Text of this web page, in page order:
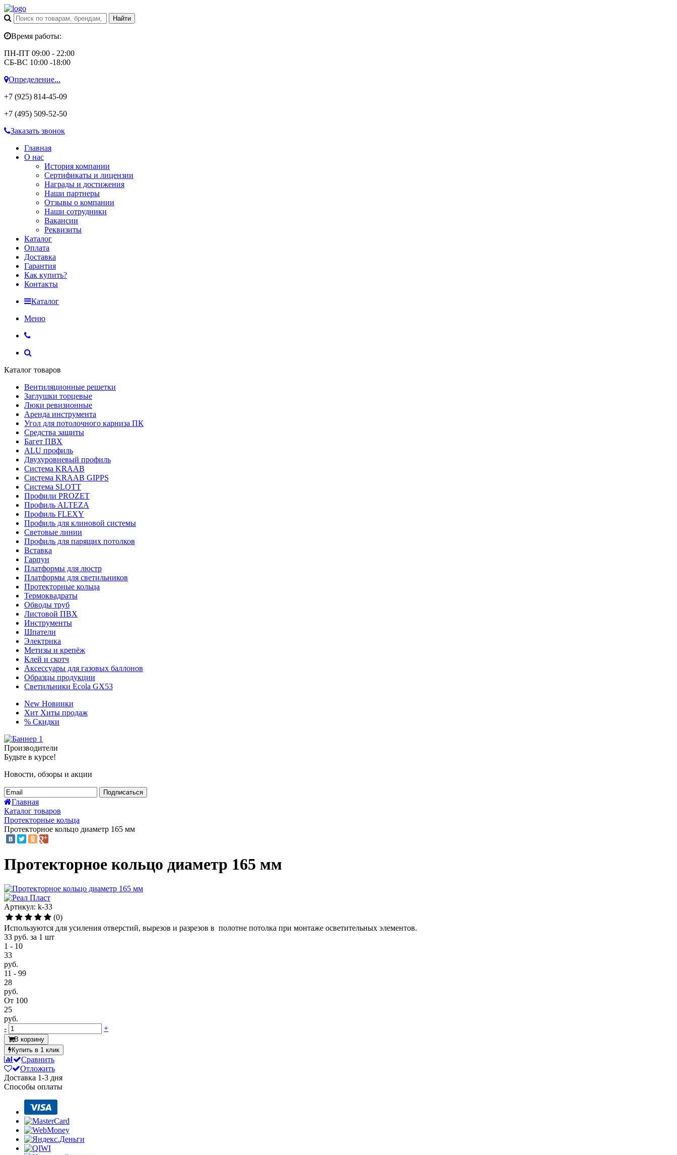
Время работы:
ПН-ПТ 09:00 - 22:00
СБ-ВС 10:00 -18:00
Определение...
+7 (925) 814-45-09
+7 (495) 509-52-50
Заказать звонок
Главная
О нас
История компании
Сертификаты и лицензии
Награды и достижения
Наши партнеры
Отзывы о компании
Наши сотрудники
Вакансии
Реквизиты
Каталог
Оплата
Доставка
Гарантия
Как купить?
Контакты
Каталог
Меню
Каталог товаров
Вентиляционные решетки
Заглушки торцевые
Люки ревизионные
Аренда инструмента
Угол для потолочного карниза ПК
Средства защиты
Багет ПВХ
ALU профиль
Двухуровневый профиль
Система KRAAB
Система KRAAB GIPPS
Система SLOTT
Профили PROZET
Профиль ALTEZA
Профиль FLEXY
Профиль для клиновой системы
Световые линии
Профиль для парящих потолков
Вставка
Гарпун
Платформы для люстр
Платформы для светильников
Протекторные кольца
Термоквадраты
Обводы труб
Листовой ПВХ
Инструменты
Шпатели
Электрика
Метизы и крепёж
Клей и скотч
Аксессуары для газовых баллонов
Образцы продукции
Светильники Ecola GX53
New Новинки
Хит Хиты продаж
% Скидки
Производители
Будьте в курсе!
Новости, обзоры и акции
Подписаться
Главная
Каталог товаров
Протекторные кольца
Протекторное кольцо диаметр 165 мм
Протекторное кольцо диаметр 165 мм
Артикул: k-33
(0)
Используются для усиления отверстий, вырезов и разрезов в полотне потолка при монтаже осветительных элементов.
33 руб. за 1 шт
1 - 10
33
руб.
11 - 99
28
руб.
От 100
25
руб.
-
+
В корзину
Купить в 1 клик
Сравнить
Отложить
Доставка 1-3 дня
Способы оплаты